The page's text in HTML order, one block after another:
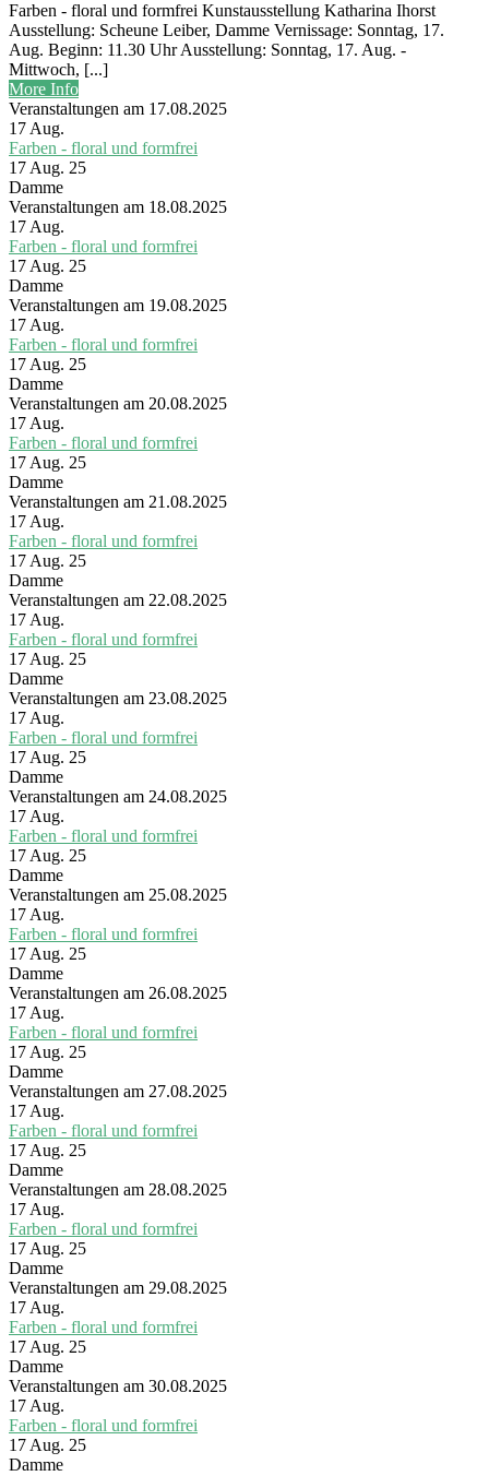
Farben - floral und formfrei Kunstausstellung Katharina Ihorst
Ausstellung: Scheune Leiber, Damme Vernissage: Sonntag, 17.
Aug. Beginn: 11.30 Uhr Ausstellung: Sonntag, 17. Aug. -
Mittwoch, [...]
More Info
Veranstaltungen am 17.08.2025
17 Aug.
Farben - floral und formfrei
17 Aug. 25
Damme
Veranstaltungen am 18.08.2025
17 Aug.
Farben - floral und formfrei
17 Aug. 25
Damme
Veranstaltungen am 19.08.2025
17 Aug.
Farben - floral und formfrei
17 Aug. 25
Damme
Veranstaltungen am 20.08.2025
17 Aug.
Farben - floral und formfrei
17 Aug. 25
Damme
Veranstaltungen am 21.08.2025
17 Aug.
Farben - floral und formfrei
17 Aug. 25
Damme
Veranstaltungen am 22.08.2025
17 Aug.
Farben - floral und formfrei
17 Aug. 25
Damme
Veranstaltungen am 23.08.2025
17 Aug.
Farben - floral und formfrei
17 Aug. 25
Damme
Veranstaltungen am 24.08.2025
17 Aug.
Farben - floral und formfrei
17 Aug. 25
Damme
Veranstaltungen am 25.08.2025
17 Aug.
Farben - floral und formfrei
17 Aug. 25
Damme
Veranstaltungen am 26.08.2025
17 Aug.
Farben - floral und formfrei
17 Aug. 25
Damme
Veranstaltungen am 27.08.2025
17 Aug.
Farben - floral und formfrei
17 Aug. 25
Damme
Veranstaltungen am 28.08.2025
17 Aug.
Farben - floral und formfrei
17 Aug. 25
Damme
Veranstaltungen am 29.08.2025
17 Aug.
Farben - floral und formfrei
17 Aug. 25
Damme
Veranstaltungen am 30.08.2025
17 Aug.
Farben - floral und formfrei
17 Aug. 25
Damme